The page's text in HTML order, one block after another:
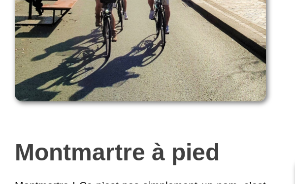
Montmartre à pied